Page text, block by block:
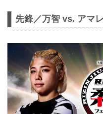
先鋒／万智 vs. アマ